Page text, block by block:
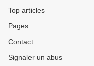
Top articles
Pages
Contact
Signaler un abus